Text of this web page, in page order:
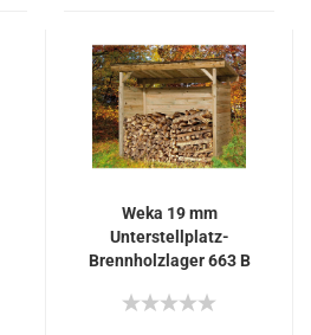
Weka 19 mm
Unterstellplatz-
Brennholzlager 663 B